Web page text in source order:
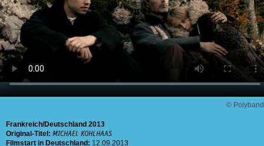
© Polyband
Frankreich Deutschland 2013
Original-Titel: MICHAEL KOHLHAAS
Filmstart in Deutschland: 12.09.2013